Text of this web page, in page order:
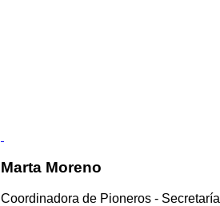
Marta Moreno
Coordinadora de Pioneros - Secretaría